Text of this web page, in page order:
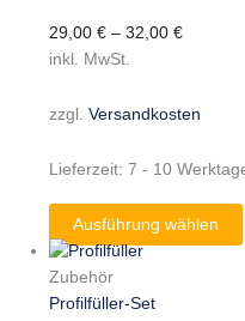
29,00€ –32,00€
inkl. MwSt.
zzgl.Versandkosten
Lieferzeit:7 - 10
Ausführung wählen
Zubehör
Profilfüller-Set